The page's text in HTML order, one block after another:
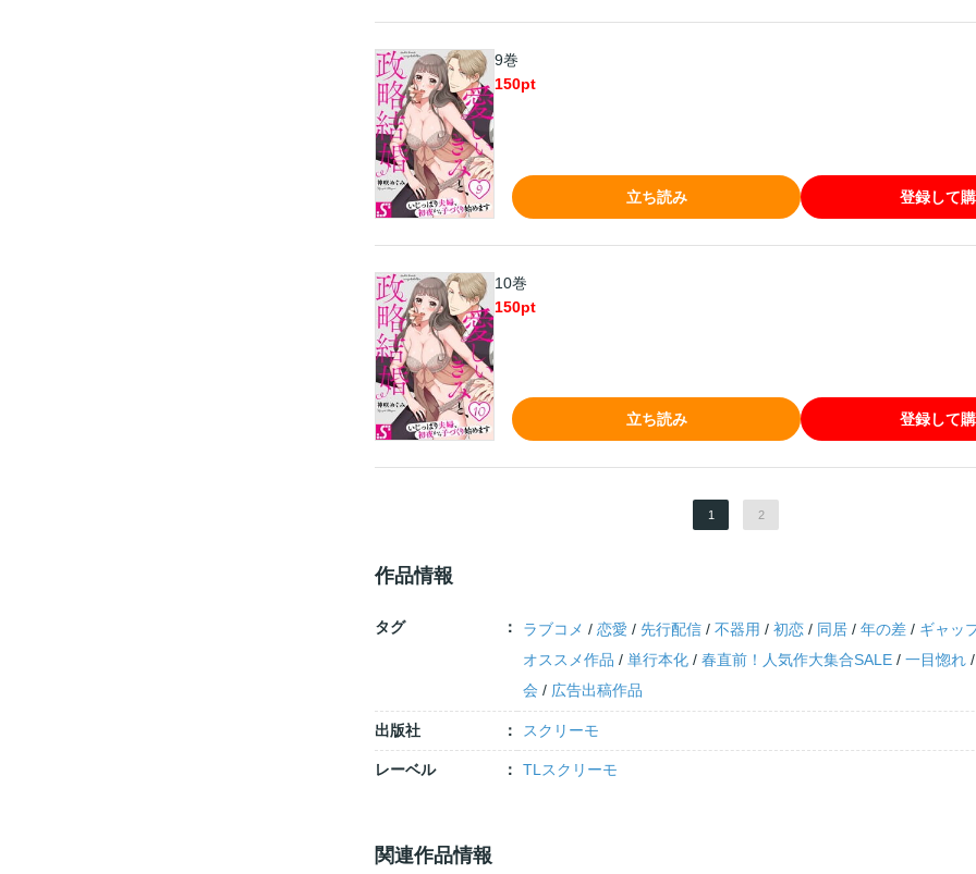
9巻
150pt
立ち読み 登録して
10巻
150pt
立ち読み 登録して
1 2
作品情報
タグ ラブコメ /恋愛 /先行配信 /不器用 /初恋 / 同居 /年の差 / ギャッ
オススメ作品 /単行本化 /春直前！人気作大集合SALE /一目惚れ
会 / 広告出稿作品
出版社 スクリーモ
レーベル TLスクリーモ
関連作品情報